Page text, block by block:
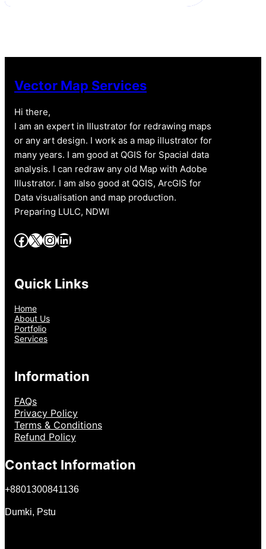
Vector Map Services
Hi there,
I am an expert in Illustrator for redrawing maps
or any art design. I work as a map illustrator for
many years. I am good at QGIS for Spacial data
analysis. I can redraw any old Map with Adobe
Illustrator. I am also good at QGIS, ArcGIS for
Data visualisation and map production.
Preparing LULC, NDWI
Facebook X InstagramLinkedIn
Quick Links
Home
About Us
Portfolio
Services
Information
FAQs
Privacy Policy
Terms & Conditions
Refund Policy
Contact Information
+8801300841136
Dumki, Pstu